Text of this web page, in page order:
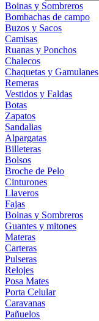
Boinas y Sombreros
Bombachas de campo
Buzos y Sacos
Camisas
Ruanas y Ponchos
Chalecos
Chaquetas y Gamulanes
Remeras
Vestidos y Faldas
Botas
Zapatos
Sandalias
Alpargatas
Billeteras
Bolsos
Broche de Pelo
Cinturones
Llaveros
Fajas
Boinas y Sombreros
Guantes y mitones
Materas
Carteras
Pulseras
Relojes
Posa Mates
Porta Celular
Caravanas
Pañuelos